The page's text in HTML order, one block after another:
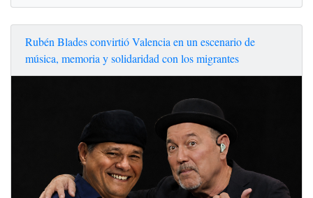
Rubén Blades convirtió Valencia en un escenario de
música, memoria y solidaridad con los migrantes